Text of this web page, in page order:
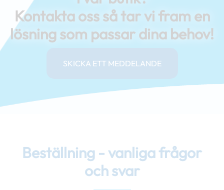
Kontakta oss så tar vi fram en
lösning som passar dina behov!
SKICKA ETT MEDDELANDE
Beställning - vanliga frågor
och svar